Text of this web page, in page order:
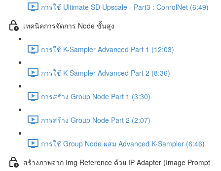
การใช้ Ultimate SD Upscale - Part3 : ConrolNet (6:49)
เทคนิคการจัดการ Node ขั้นสูง
การใช้ K-Sampler Advanced Part 1 (12:03)
การใช้ K-Sampler Advanced Part 2 (8:36)
การสร้าง Group Node Part 1 (3:30)
การสร้าง Group Node Part 2 (2:07)
การใช้ Group Node ผสม Advanced K-Sampler (6:46)
สร้างภาพจาก Img Reference ด้วย IP Adapter (Image Prompt